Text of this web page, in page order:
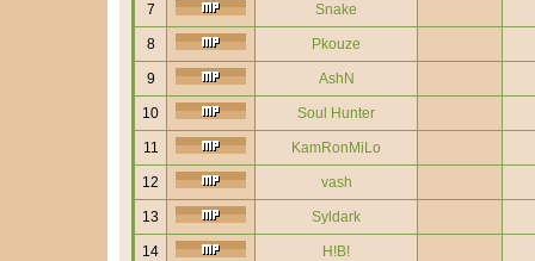
7 Snake
8 Pkouze
9 AshN
10 Soul Hunter
11 KamRonMiLo
12 vash
13 Syldark
14 H!B!